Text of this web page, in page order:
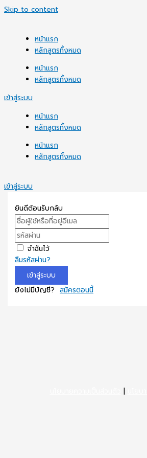
Skip to content
หน้าแรก
หลักสูตรทั้งหมด
หน้าแรก
หลักสูตรทั้งหมด
เข้าสู่ระบบ
หน้าแรก
หลักสูตรทั้งหมด
หน้าแรก
หลักสูตรทั้งหมด
เข้าสู่ระบบ
ยินดีต้อนรับกลับ
จำฉันไว้
ลืมรหัสผ่าน?
เข้าสู่ระบบ
ยังไม่มีบัญชี?สมัครตอนนี้
|